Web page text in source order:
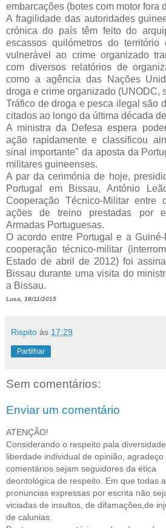
embarcações (botes com motor fora
A fragilidade das autoridades
crónica do país têm feito do
escassos quilómetros do território
vulnerável ao crime organizado
com diversos relatórios de
como a agência das Nações
droga e crime organizado (UNODC,
Tráfico de droga e pesca ilegal são
citados ao longo da última década
A ministra da Defesa espera
ação rapidamente e classificou
sinal importante" da aposta da
militares guineenses.
A par da cerimónia de hoje,
Portugal em Bissau, António
Cooperação Técnico-Militar entre
ações de treino prestadas por
Armadas Portuguesas.
O acordo entre Portugal e a
cooperação técnico-militar
Estado de abril de 2012) foi
Bissau durante uma visita do
a Bissau.
Lusa, 18/11/2015
Rispito às 17:29
Partilhar
Sem comentários:
Enviar um comentário
ATENÇÃO!
Considerando o respeito pala
liberdade individual de opinião, agradeço
comentários sejam seguidores da ética
deontológica de respeito. Em que todas
pronuncias expressas por escrita não
viciadas de insultos, de difamações,de
de calunias.